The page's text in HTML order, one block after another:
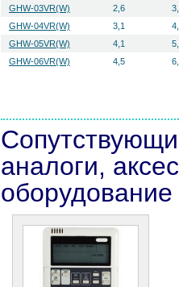
GHW-03VR(W)
2,6
GHW-04VR(W)
3,1
GHW-05VR(W)
4,1
GHW-06VR(W)
4,5
аналоги,
оборудование